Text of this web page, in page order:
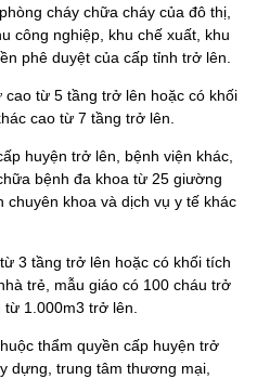
cháy chữa cháy của đô thị,
công nghiệp, khu chế xuất, khu
phê duyệt của cấp tỉnh trở lên.
từ 5 tầng trở lên hoặc có khối
cao từ 7 tầng trở lên.
huyện trở lên, bệnh viện khác,
bệnh đa khoa từ 25 giường
khoa và dịch vụ y tế khác
3 tầng trở lên hoặc có khối tích
trẻ, mẫu giáo có 100 cháu trở
từ 1.000m3 trở lên.
thẩm quyền cấp huyện trở
dựng, trung tâm thương mại,